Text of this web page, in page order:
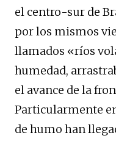
el centro-sur de
por los mismos
llamados «ríos
humedad,
el avance de la
Particularmente
de humo han